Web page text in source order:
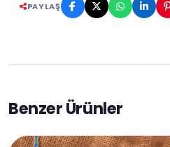
PAYLAŞ
Benzer Ürünler